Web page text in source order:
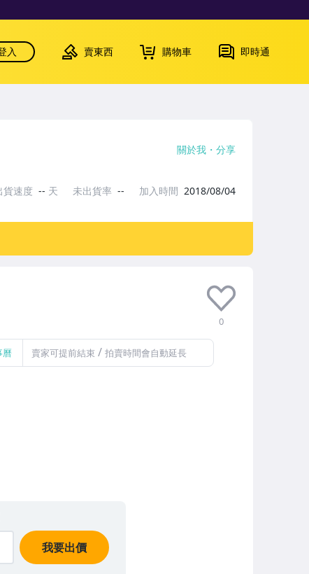
入 賣東西 購物車 即時通
0
曆 賣家可提前結束 / 拍賣時間會自動延長
我要出價
關於我 分享
貨速度 -- 天 未出貨率 -- 加入時間 2018/08/04